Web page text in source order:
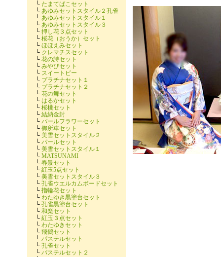
└ たまてばこセット
└ あゆみセットスタイル２孔雀
└ あゆみセットスタイル１
└ あゆみセットスタイル３
└ 押し花３点セット
└ 桜花（おうか）セット
└ ほほえみセット
└ クレマチスセット
└ 花の詩セット
└ みやびセット
└ スイートピー
└ プラチナセット１
└ プラチナセット２
└ 花の舞セット
└ はるかセット
└ 桜桃セット
└ 結納金封
└ パールフラワーセット
└ 御所車セット
└ 美雪セットスタイル２
└ パールセット
└ 美雪セットスタイル１
└ MATSUNAMI
└ 春景セット
└ 紅玉5点セット
└ 美雪セットスタイル３
└ 孔雀ウエルカムボードセット
└ 指輪花セット
└ わたゆき黒塗台セット
└ 孔雀黒塗台セット
└ 和楽セット
└ 紅玉３点セット
└ わたゆきセット
└ 飛鶴セット
└ パステルセット
└ 孔雀セット
└ パステルセット２